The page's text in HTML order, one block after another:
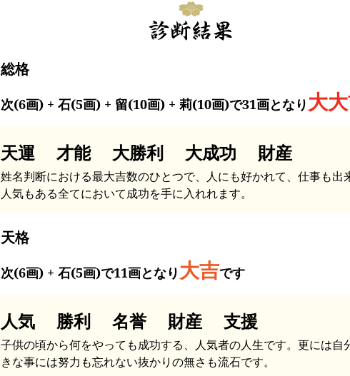
総格
次(6画) + 石(5画) + 留(10画) + 莉(10画)で31画となり 大
天運 才能 大勝利 大成功 財産
姓名判断における最大吉数のひとつで、人にも好かれて、仕事も出
人気もある全てにおいて成功を手に入れれます。
天格
次(6画) + 石(5画)で11画となり 大吉です
人気 勝利 名誉 財産 支援
子供の頃から何をやっても成功する、人気者の人生です。更には自
きな事には努力も忘れない抜かりの無さも流石です。